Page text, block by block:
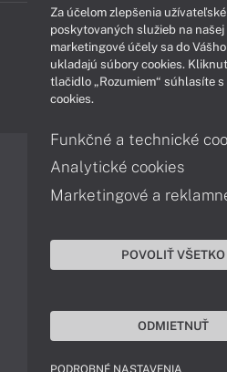
PODPORA A
Informácie
Obchodné
Ochrana
Vyhlásenie o
Cookies
Za účelom zlepšenia
poskytovaných služieb na
marketingové účely sa do
ukladajú súbory cookies.
tlačidlo „Rozumiem“ súhlasíte
cookies.
Funkčné a technické
Analytické cookies
Marketingové a
POVOLIŤ VŠETKO
ODMIETNUŤ
PODROBNÉ NASTAVENIA